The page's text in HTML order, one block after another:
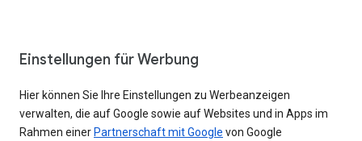
Einstellungen für Werbung
Hier können Sie Ihre Einstellungen zu Werbeanzeigen
verwalten, die auf Google sowie auf Websites und in Apps im
Rahmen einer Partnerschaft mit Google von Google